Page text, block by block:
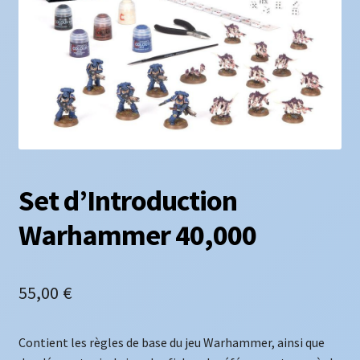
Set d’Introduction
Warhammer 40,000
55,00 €
Contient les règles de base du jeu Warhammer, ainsi que